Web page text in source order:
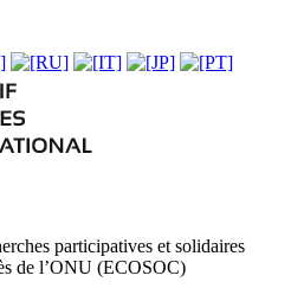
participatives et solidaires
de l’ONU (ECOSOC)